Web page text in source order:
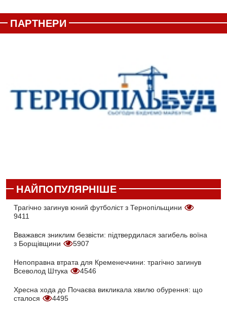
ПАРТНЕРИ
НАЙПОПУЛЯРНІШЕ
Трагічно загинув юний футболіст з Тернопільщини
9411
Вважався зниклим безвісти: підтвердилася загибель воїна
з Борщівщини
5907
Непоправна втрата для Кременеччини: трагічно загинув
Всеволод Штука
4546
Хресна хода до Почаєва викликала хвилю обурення: що
сталося
4495